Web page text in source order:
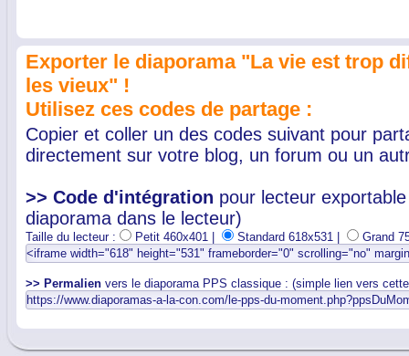
Exporter le diaporama "La vie est trop
les vieux" !
Utilisez ces codes de partage :
Copier et coller un des codes suivant pour
directement sur votre blog, un forum ou un
>> Code d'intégration pour lecteur
diaporama dans le lecteur)
Taille du lecteur : Petit 460x401 | Standard 618x531 | Grand
>> Permalien vers le diaporama PPS classique : (simple lien vers